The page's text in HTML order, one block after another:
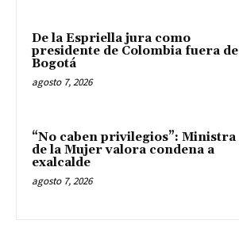
De la Espriella jura como
presidente de Colombia fuera de
Bogotá
agosto 7, 2026
“No caben privilegios”: Ministra
de la Mujer valora condena a
exalcalde
agosto 7, 2026